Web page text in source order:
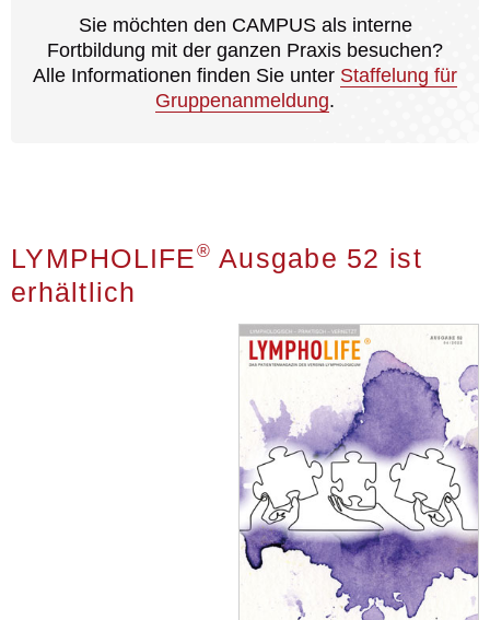
Sie möchten den CAMPUS als interne
Fortbildung mit der ganzen Praxis besuchen?
Alle Informationen finden Sie unter Staffelung für
Gruppenanmeldung.
LYMPHOLIFE® Ausgabe 52 ist
erhältlich